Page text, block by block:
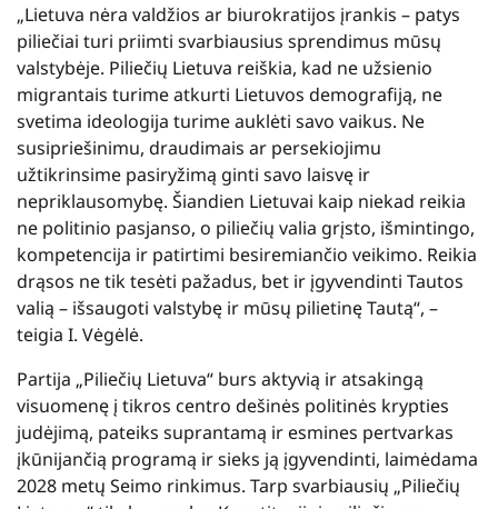
„Lietuva nėra valdžios ar biurokratijos įrankis – patys
piliečiai turi priimti svarbiausius sprendimus mūsų
valstybėje. Piliečių Lietuva reiškia, kad ne užsienio
migrantais turime atkurti Lietuvos demografiją, ne
svetima ideologija turime auklėti savo vaikus. Ne
susipriešinimu, draudimais ar persekiojimu
užtikrinsime pasiryžimą ginti savo laisvę ir
nepriklausomybę. Šiandien Lietuvai kaip niekad reikia
ne politinio pasjanso, o piliečių valia grįsto, išmintingo,
kompetencija ir patirtimi besiremiančio veikimo. Reikia
drąsos ne tik tesėti pažadus, bet ir įgyvendinti Tautos
valią – išsaugoti valstybę ir mūsų pilietinę Tautą“, –
teigia I. Vėgėlė.
Partija „Piliečių Lietuva“ burs aktyvią ir atsakingą
visuomenę į tikros centro dešinės politinės krypties
judėjimą, pateiks suprantamą ir esmines pertvarkas
įkūnijančią programą ir sieks ją įgyvendinti, laimėdama
2028 metų Seimo rinkimus. Tarp svarbiausių „Piliečių